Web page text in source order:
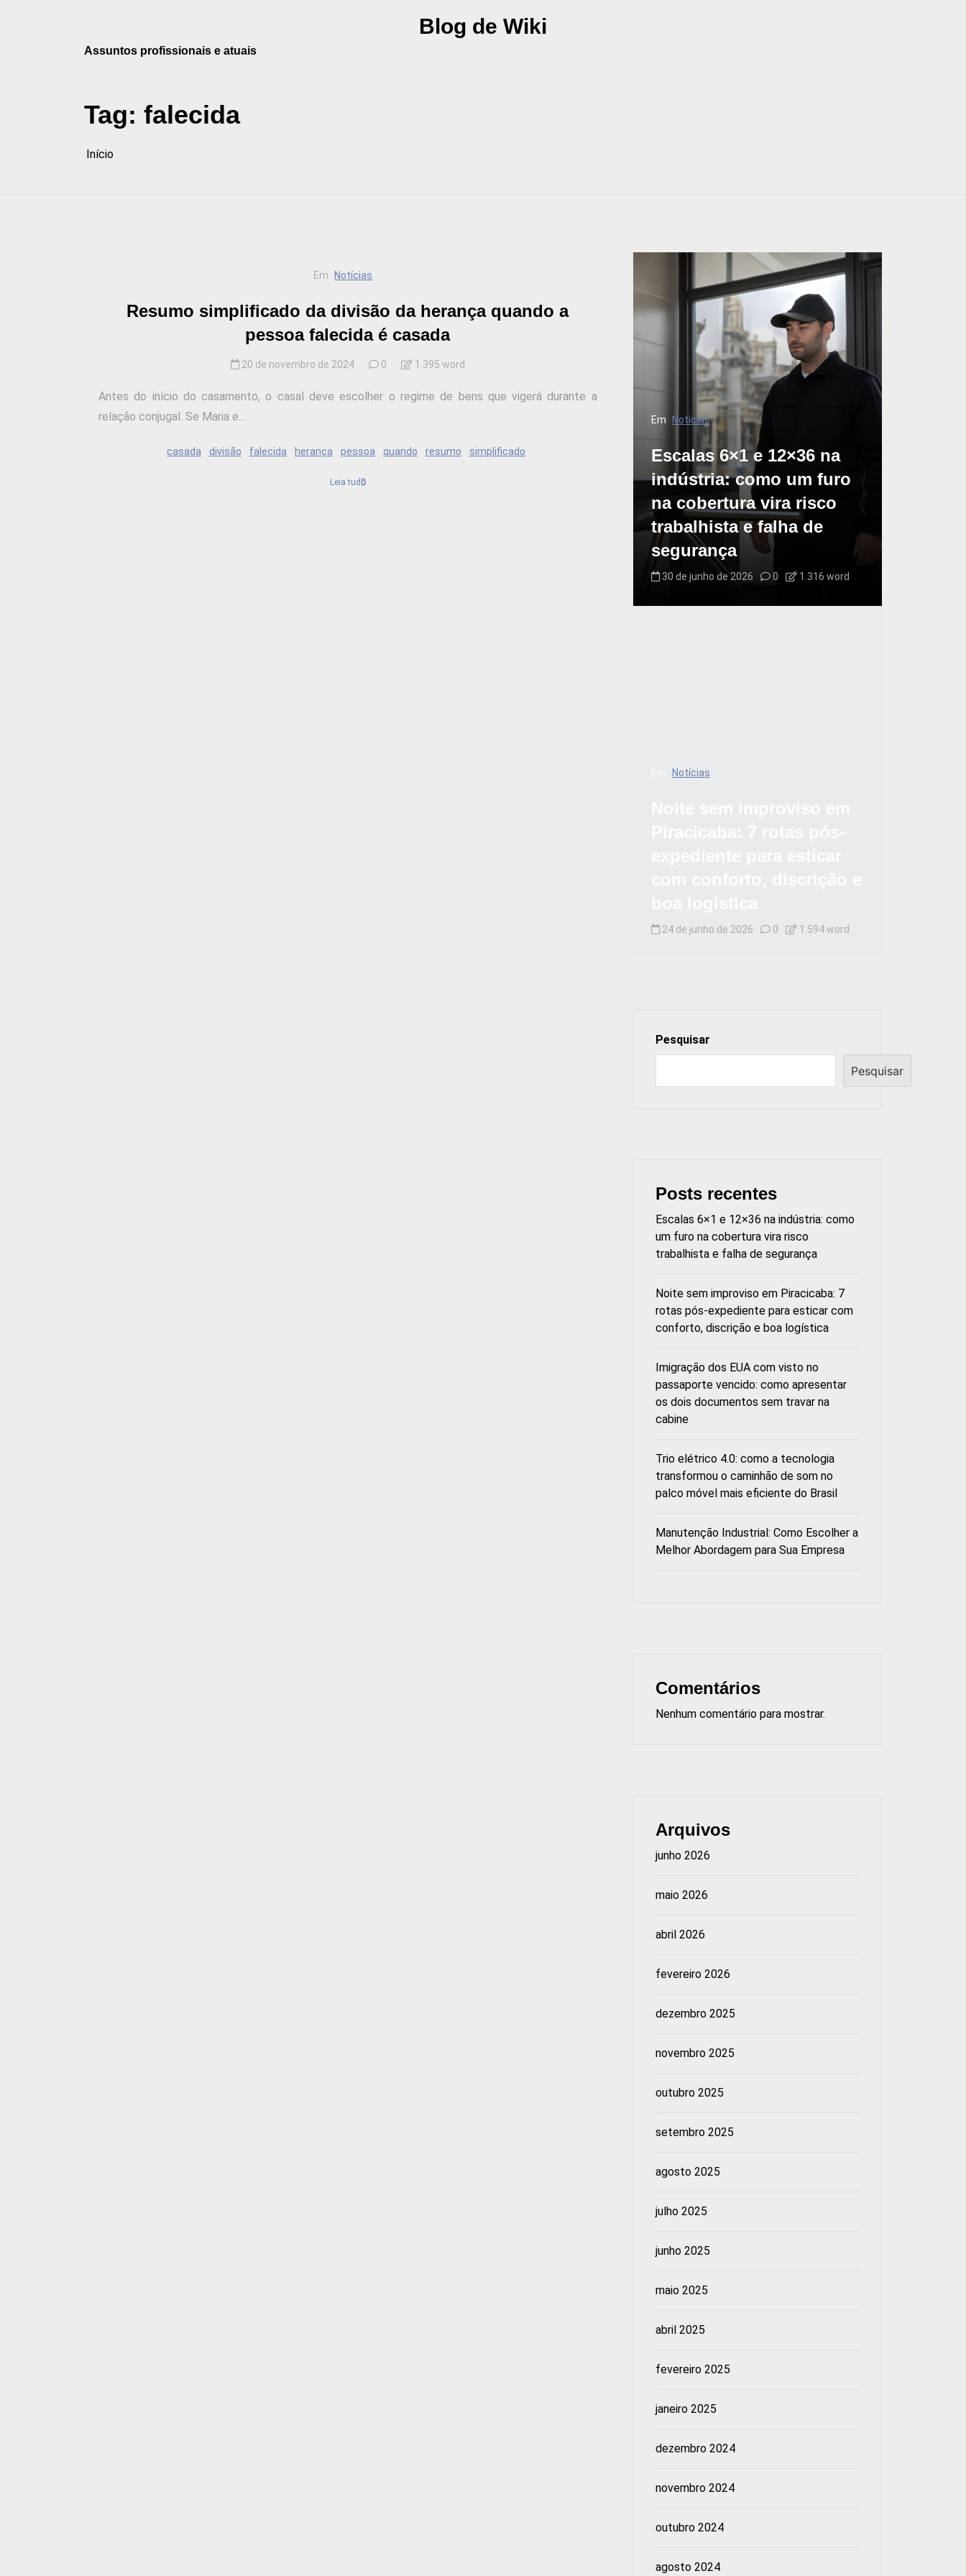
Blog de Wiki
Assuntos profissionais e atuais
Tag: falecida
Início
Em Notícias
Resumo simplificado da divisão da herança quando a
pessoa falecida é casada
20 de novembro de 2024 0 1.395 word
Antes do início do casamento, o casal deve escolher o regime de bens que vigerá durante a
relação conjugal. Se Maria e...
casada divisão falecida herança pessoa quando resumo simplificado
Leia tudo
Em Notícias
Escalas 6×1 e 12×36 na
indústria: como um furo
na cobertura vira risco
trabalhista e falha de
segurança
30 de junho de 2026 0 1.316 word
Notícias
24 de junho de 2026 0 1.594 word
Pesquisar
Pesquisar
Posts recentes
Escalas 6×1 e 12×36 na indústria: como
um furo na cobertura vira risco
trabalhista e falha de segurança
Noite sem improviso em Piracicaba: 7
rotas pós-expediente para esticar com
conforto, discrição e boa logística
Imigração dos EUA com visto no
passaporte vencido: como apresentar
os dois documentos sem travar na
cabine
Trio elétrico 4.0: como a tecnologia
transformou o caminhão de som no
palco móvel mais eficiente do Brasil
Manutenção Industrial: Como Escolher a
Melhor Abordagem para Sua Empresa
Comentários
Nenhum comentário para mostrar.
Arquivos
junho 2026
maio 2026
abril 2026
fevereiro 2026
dezembro 2025
novembro 2025
outubro 2025
setembro 2025
agosto 2025
julho 2025
junho 2025
maio 2025
abril 2025
fevereiro 2025
janeiro 2025
dezembro 2024
novembro 2024
outubro 2024
agosto 2024